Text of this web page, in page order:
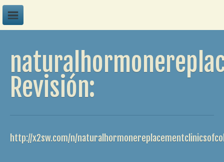
G
Revisión:
http://x2sw.com/n/